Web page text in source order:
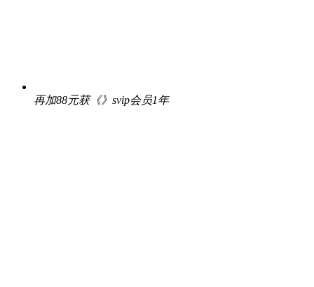
再加88元获《》svip会员1年